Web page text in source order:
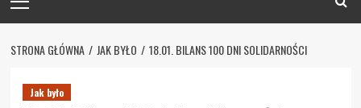
Menu
STRONA GŁÓWNA JAK BYŁO 18.01. BILANS 100 DNI SOLIDARNOŚCI
Jak było